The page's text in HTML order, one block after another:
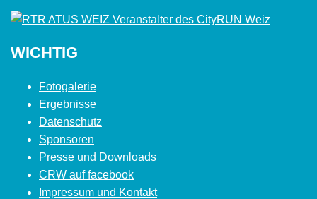
WICHTIG
Fotogalerie
Ergebnisse
Datenschutz
Sponsoren
Presse und Downloads
CRW auf facebook
Impressum und Kontakt